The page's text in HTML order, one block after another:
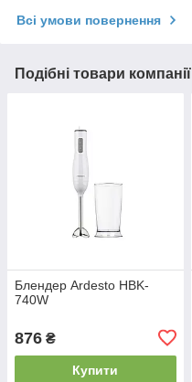
Всі умови повернення
Подібні товари компанії
Блендер Ardesto HBK-
740W
876 ₴
Купити